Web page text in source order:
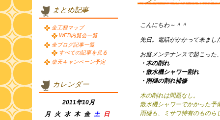
こんにちわ～＾＾
先日。電話がかかって来まし
お庭メンテナンスで起こった
・木の削れ
・散水機シャワー割れ
・雨樋の割れ補修
木の削れは問題なし。
散水機シャワーでかかった予
雨樋も、ミサワ特有のものら
まとめ記事
全工程マップ
WEB内覧会一覧
全ブログ記事一覧
すべての記事を見る
楽天キャンペーン予定
カレンダー
2011年10月
月
火 水 木 金 土 日